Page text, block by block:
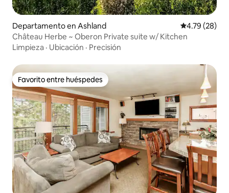
Departamento en Ashland Calificación
4.79 (28)
Château Herbe ~ Oberon Private suite w/ Kitchen
Limpieza · Ubicación · Precisión
Favorito entre huéspedes
Favorito entre huéspedes